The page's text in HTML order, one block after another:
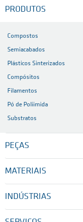
PRODUTOS
Compostos
Semiacabados
Plásticos Sinterizados
Compósitos
Filamentos
Pó de Poliimida
Substratos
PEÇAS
MATERIAIS
INDÚSTRIAS